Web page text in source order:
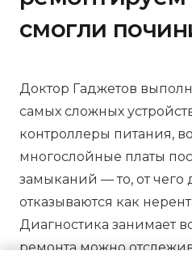
смогли
Доктор Гаджетов
самых сложных
контроллеры питания,
многослойные платы
замыканий — то, от чего
отказываются как
Диагностика занимает
ремонта можно